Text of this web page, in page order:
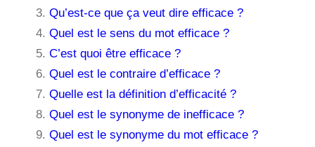
Qu’est-ce que ça veut dire efficace ?
Quel est le sens du mot efficace ?
C’est quoi être efficace ?
Quel est le contraire d’efficace ?
Quelle est la définition d’efficacité ?
Quel est le synonyme de inefficace ?
Quel est le synonyme du mot efficace ?